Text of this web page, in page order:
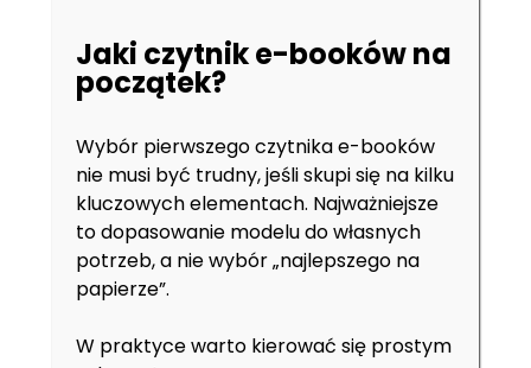
Jaki czytnik e-booków na
początek?
Wybór pierwszego czytnika e-booków
nie musi być trudny, jeśli skupi się na kilku
kluczowych elementach. Najważniejsze
to dopasowanie modelu do własnych
potrzeb, a nie wybór „najlepszego na
papierze”.
W praktyce warto kierować się prostym